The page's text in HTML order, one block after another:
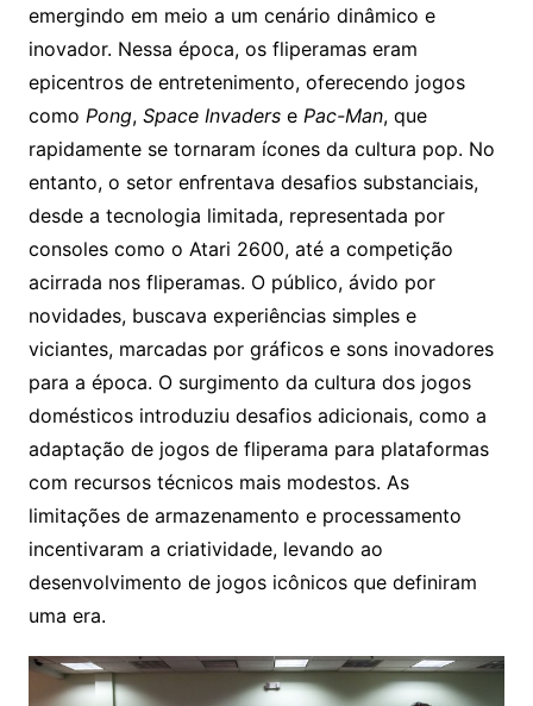
emergindo em meio a um cenário dinâmico e
inovador. Nessa época, os fliperamas eram
epicentros de entretenimento, oferecendo jogos
como Pong, Space Invaderse Pac-Man, que
rapidamente se tornaram ícones da cultura pop. No
entanto, o setor enfrentava desafios substanciais,
desde a tecnologia limitada, representada por
consoles como o Atari 2600, até a competição
acirrada nos fliperamas. O público, ávido por
novidades, buscava experiências simples e
viciantes, marcadas por gráficos e sons inovadores
para a época. O surgimento da cultura dos jogos
domésticos introduziu desafios adicionais, como a
adaptação de jogos de fliperama para plataformas
com recursos técnicos mais modestos. As
limitações de armazenamento e processamento
incentivaram a criatividade, levando ao
desenvolvimento de jogos icônicos que definiram
uma era.